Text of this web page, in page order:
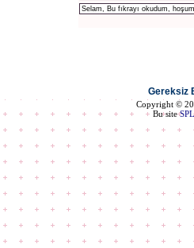
Gereksiz
Copyright ©
Bu siteSPL